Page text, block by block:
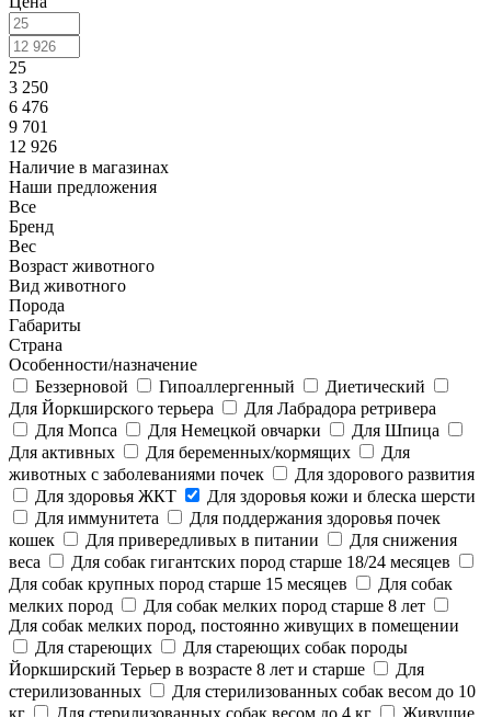
25
3 250
6 476
9 701
12 926
Наличие в магазинах
Наши предложения
Все
Бренд
Вес
Возраст животного
Вид животного
Порода
Габариты
Страна
Особенности/назначение
Беззерновой
Гипоаллергенный
Диетический
Для Йоркширского терьера
Для Лабрадора ретривера
Для Мопса
Для Немецкой овчарки
Для Шпица
Для активных
Для беременных/кормящих
Для
животных с заболеваниями почек
Для здорового развития
Для здоровья ЖКТ
Для здоровья кожи и блеска шерсти
Для иммунитета
Для поддержания здоровья почек
кошек
Для привередливых в питании
Для снижения
веса
Для собак гигантских пород старше 18/24 месяцев
Для собак крупных пород старше 15 месяцев
Для собак
мелких пород
Для собак мелких пород старше 8 лет
Для собак мелких пород, постоянно живущих в помещении
Для стареющих
Для стареющих собак породы
Йоркширский Терьер в возрасте 8 лет и старше
Для
стерилизованных
Для стерилизованных собак весом до 10
кг
Для стерилизованных собак весом до 4 кг
Живущие